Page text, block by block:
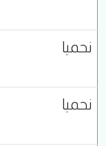
نحميا
نحميا